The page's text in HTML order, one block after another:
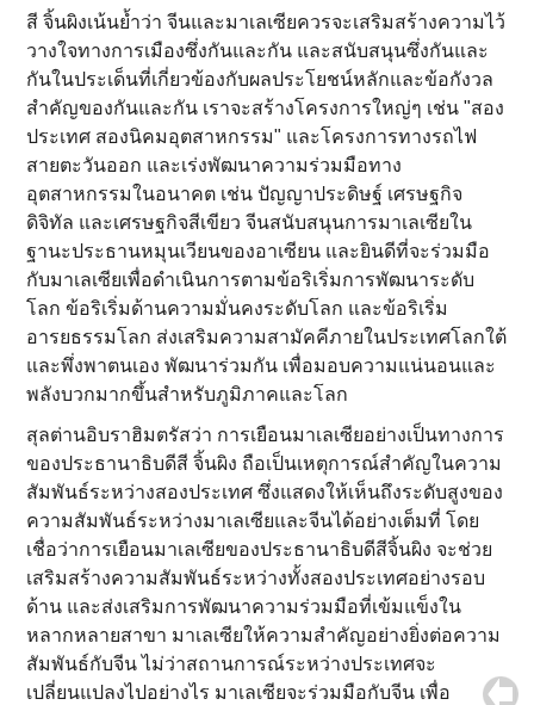
สี จิ้นผิงเน้นย้ำว่า จีนและมาเลเซียควรจะเสริมสร้างความไว้
วางใจทางการเมืองซึ่งกันและกัน และสนับสนุนซึ่งกันและ
กันในประเด็นที่เกี่ยวข้องกับผลประโยชน์หลักและข้อกังวล
สำคัญของกันและกัน เราจะสร้างโครงการใหญ่ๆ เช่น "สอง
ประเทศ สองนิคมอุตสาหกรรม" และโครงการทางรถไฟ
สายตะวันออก และเร่งพัฒนาความร่วมมือทาง
อุตสาหกรรมในอนาคต เช่น ปัญญาประดิษฐ์ เศรษฐกิจ
ดิจิทัล และเศรษฐกิจสีเขียว จีนสนับสนุนการมาเลเซียใน
ฐานะประธานหมุนเวียนของอาเซียน และยินดีที่จะร่วมมือ
กับมาเลเซียเพื่อดำเนินการตามข้อริเริ่มการพัฒนาระดับ
โลก ข้อริเริ่มด้านความมั่นคงระดับโลก และข้อริเริ่ม
อารยธรรมโลก ส่งเสริมความสามัคคีภายในประเทศโลกใต้
และพึ่งพาตนเอง พัฒนาร่วมกัน เพื่อมอบความแน่นอนและ
พลังบวกมากขึ้นสำหรับภูมิภาคและโลก
สุลต่านอิบราฮิมตรัสว่า การเยือนมาเลเซียอย่างเป็นทางการ
ของประธานาธิบดีสี จิ้นผิง ถือเป็นเหตุการณ์สำคัญในความ
สัมพันธ์ระหว่างสองประเทศ ซึ่งแสดงให้เห็นถึงระดับสูงของ
ความสัมพันธ์ระหว่างมาเลเซียและจีนได้อย่างเต็มที่ โดย
เชื่อว่าการเยือนมาเลเซียของประธานาธิบดีสีจิ้นผิง จะช่วย
เสริมสร้างความสัมพันธ์ระหว่างทั้งสองประเทศอย่างรอบ
ด้าน และส่งเสริมการพัฒนาความร่วมมือที่เข้มแข็งใน
หลากหลายสาขา มาเลเซียให้ความสำคัญอย่างยิ่งต่อความ
สัมพันธ์กับจีน ไม่ว่าสถานการณ์ระหว่างประเทศจะ
เปลี่ยนแปลงไปอย่างไร มาเลเซียจะร่วมมือกับจีน เพื่อ